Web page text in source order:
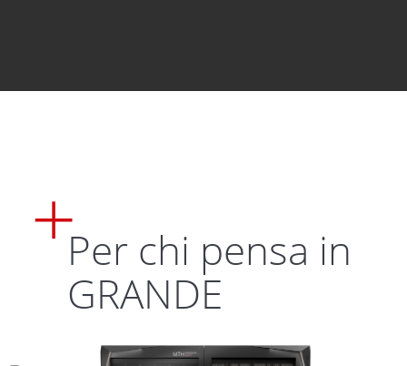
Per chi pensa in
GRANDE